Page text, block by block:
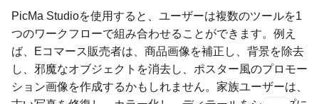
PicMa Studioを使用すると、ユーザーは複数のツールを1
つのワークフローで組み合わせることができます。例え
ば、Eコマース販売者は、商品画像を補正し、背景を除去
し、邪魔なオブジェクトを消去し、ポスター風のプロモー
ション画像を作成するかもしれません。家族ユーザーは、